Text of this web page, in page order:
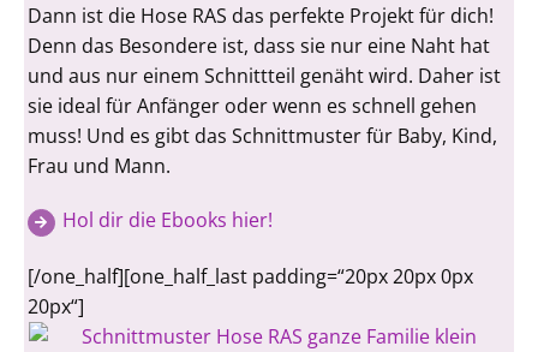
Dann ist die Hose RAS das perfekte Projekt für dich!
Denn das Besondere ist, dass sie nur eine Naht hat
und aus nur einem Schnittteil genäht wird. Daher ist
sie ideal für Anfänger oder wenn es schnell gehen
muss! Und es gibt das Schnittmuster für Baby, Kind,
Frau und Mann.
Hol dir die Ebooks hier!
[/one_half][one_half_last padding=“20px 20px 0px
20px“]